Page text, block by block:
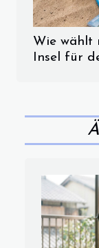
Wie wählt
Insel für